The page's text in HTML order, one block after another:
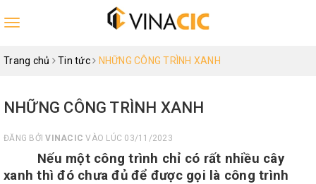
Toggle
Trang chủ
Tin tức NHỮNG CÔNG TRÌNH XANH
NHỮNG CÔNG TRÌNH XANH
ĐĂNG BỞIVINACIC VÀO LÚC 03/11/2023
Nếu một công trình chỉ có rất nhiều cây
xanh thì đó chưa đủ để được gọi là công trình